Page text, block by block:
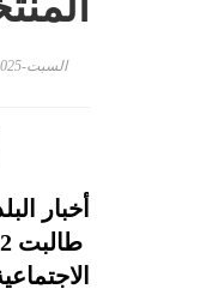
السبت-2025-08-06 | 02:16 pm
أخبار